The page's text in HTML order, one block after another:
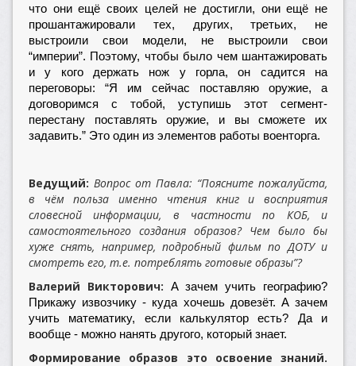
что они ещё своих целей не достигли, они ещё не
прошантажировали тех, других, третьих, не
выстроили свои модели, не выстроили свои
“империи”. Поэтому, чтобы было чем шантажировать
и у кого держать нож у горла, он садится на
переговоры: “Я им сейчас поставляю оружие, а
договоримся с тобой, уступишь этот сегмент-
перестану поставлять оружие, и вы сможете их
задавить.” Это один из элементов работы военторга.
Ведущий: Вопрос от Павла: “Поясните пожалуйста,
в чём польза именно чтения книг и восприятия
словесной информации, в частности по КОБ, и
самостоятельного создания образов? Чем было бы
хуже снять, например, подробный фильм по ДОТУ и
смотреть его, т.е. потреблять готовые образы”?
Валерий Викторович: А зачем учить географию?
Прикажу извозчику - куда хочешь довезёт. А зачем
учить математику, если калькулятор есть? Да и
вообще - можно нанять другого, который знает.
Формирование образов это освоение знаний.